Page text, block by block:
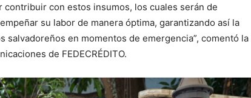
con estos insumos, los cuales serán de
su labor de manera óptima, garantizando así la
salvadoreños en momentos de emergencia”, comentó la
de FEDECRÉDITO.